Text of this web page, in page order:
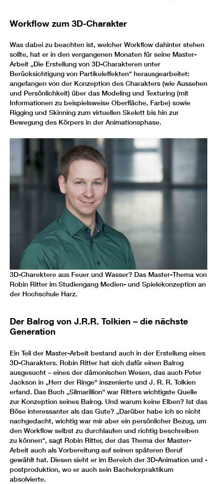
Workflow zum 3D-Charakter
Was dabei zu beachten ist, welcher Workflow dahinter stehen
sollte, hat er in den vergangenen Monaten für seine Master-
Arbeit „Die Erstellung von 3D-Charakteren unter
Berücksichtigung von Partikeleffekten“ herausgearbeitet:
angefangen von der Konzeption des Charakters (wie Aussehen
und Persönlichkeit) über das Modeling und Texturing (mit
Informationen zu beispielsweise Oberfläche, Farbe) sowie
Rigging und Skinning zum virtuellen Skelett bis hin zur
Bewegung des Körpers in der Animationsphase.
3D-Charektere aus Feuer und Wasser? Das Master-Thema von
Robin Ritter im Studiengang Medien- und Spielekonzeption an
der Hochschule Harz.
Der Balrog von J.R.R. Tolkien – die nächste
Generation
Ein Teil der Master-Arbeit bestand auch in der Erstellung eines
3D-Charakters. Robin Ritter hat sich dafür einen Balrog
ausgesucht – eines der dämonischen Wesen, das auch Peter
Jackson in „Herr der Ringe“ inszenierte und J. R. R. Tolkien
erfand. Das Buch „Silmarillion“ war Ritters wichtigste Quelle
zur Konzeption seines Balrog. Und warum keine Elben? Ist das
Böse interessanter als das Gute? „Darüber habe ich so nicht
nachgedacht, wichtig war mir aber ein persönlicher Bezug, um
den Workflow selbst zu durchlaufen und richtig beschreiben
zu können“, sagt Robin Ritter, der das Thema der Master-
Arbeit auch als Vorbereitung auf seinen späteren Beruf
gewählt hat. Diesen sieht er im Bereich der 3D-Animation und -
postproduktion, wo er auch sein Bachelorpraktikum
absolvierte.